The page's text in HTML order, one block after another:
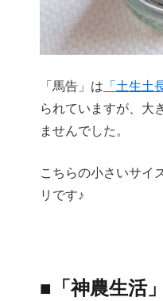
「馬告」は 「土生土
られていますが、大
ませんでした。
こちらの小さいサイ
リです♪
■「神農生活